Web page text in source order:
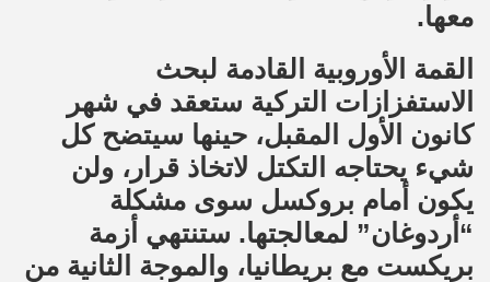
معها.
القمة الأوروبية القادمة لبحث
الاستفزازات التركية ستعقد في شهر
كانون الأول المقبل، حينها سيتضح كل
شيء يحتاجه التكتل لاتخاذ قرار، ولن
يكون أمام بروكسل سوى مشكلة
“أردوغان” لمعالجتها. ستنتهي أزمة
بريكست مع بريطانيا، والموجة الثانية من